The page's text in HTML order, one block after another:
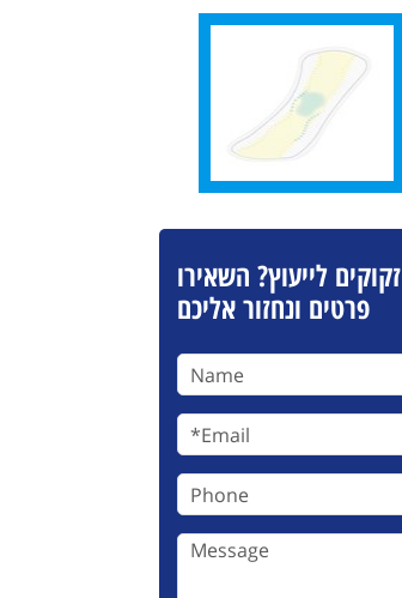
זקוקים לייעוץ? השאירו
פרטים ונחזור אליכם